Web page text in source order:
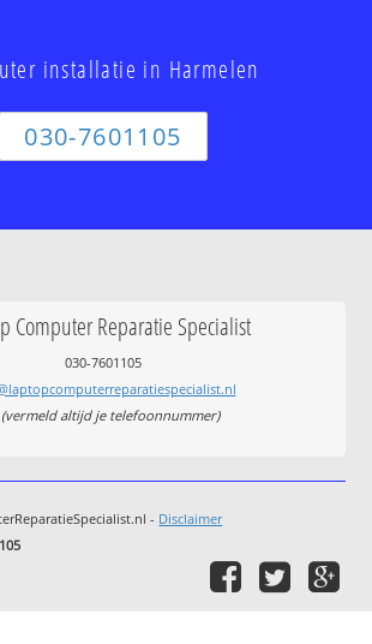
installatie in Harmelen
030-7601105
Computer Reparatie Specialist
030-7601105
(vermeld altijd je telefoonnummer)
- Disclaimer